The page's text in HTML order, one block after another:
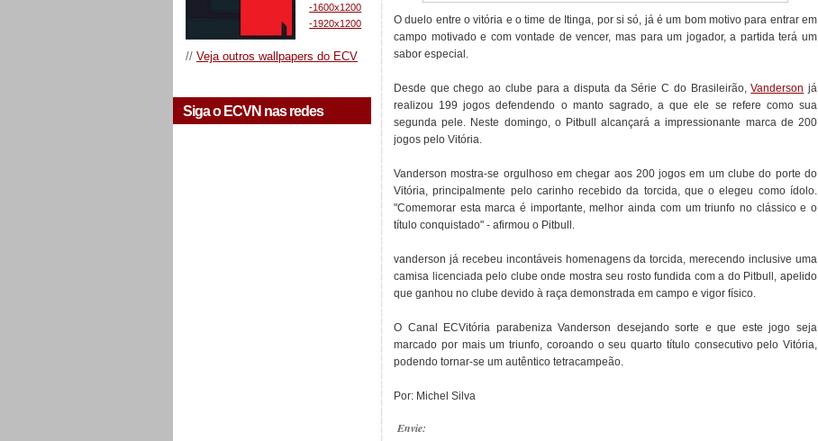
-1600x1200
-1920x1200
// Veja outros wallpapers do ECV
Siga o ECVN nas redes
O duelo entre o vitória e o time de Itinga, por si só, já é um bom motivo para entrar em
campo motivado e com vontade de vencer, mas para um jogador, a partida terá um
sabor especial.
Desde que chego ao clube para a disputa da Série C do Brasileirão,Vanderson já
realizou 199 jogos defendendo o manto sagrado, a que ele se refere como sua
segunda pele. Neste domingo, o Pitbull alcançará a impressionante marca de 200
jogos pelo Vitória.
Vanderson mostra-se orgulhoso em chegar aos 200 jogos em um clube do porte do
Vitória, principalmente pelo carinho recebido da torcida, que o elegeu como ídolo.
"Comemorar esta marca é importante, melhor ainda com um triunfo no clássico e o
título conquistado" - afirmou o Pitbull.
vanderson já recebeu incontáveis homenagens da torcida, merecendo inclusive uma
camisa licenciada pelo clube onde mostra seu rosto fundida com a do Pitbull, apelido
que ganhou no clube devido à raça demonstrada em campo e vigor físico.
O Canal ECVitória parabeniza Vanderson desejando sorte e que este jogo seja
marcado por mais um triunfo, coroando o seu quarto título consecutivo pelo Vitória,
podendo tornar-se um autêntico tetracampeão.
Por: Michel Silva
Envie: